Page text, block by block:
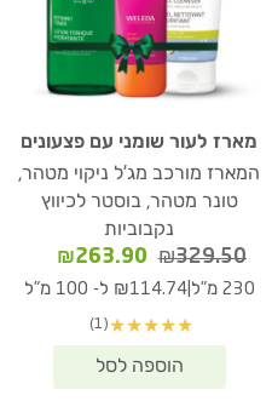
מארז לעור שומני עם פצעונים
המארז מורכב מג'ל ניקוי מטהר,
טונר מטהר, בוסטר לכיווץ
נקבוביות
₪329.50
המחיר
המקורי
₪329.50.
₪263.90
הנוכחי
230 מ"ל |₪114.74 ל- 100 מ"ל
★
★
★
★
★
(1)